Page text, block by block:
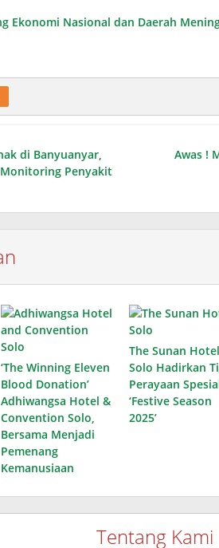
Ekonomi Nasional dan Daerah
di Banyuanyar,
Penyakit
Awas !
‘The Winning Eleven
Blood Donation’
Adhiwangsa Hotel &
Convention Solo,
Bersama Menjadi
Pemenang
Kemanusiaan
The Sunan Hotel
Solo Hadirkan
Perayaan
‘Festive Season
2025’
Tentang Kami